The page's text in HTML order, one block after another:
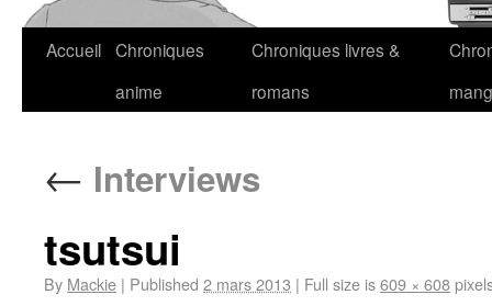
Accueil Chroniques
anime
Chroniques livres &
romans
← Interviews
tsutsui
By Mackie | Published 2 mars 2013 | Full size is609 × 608